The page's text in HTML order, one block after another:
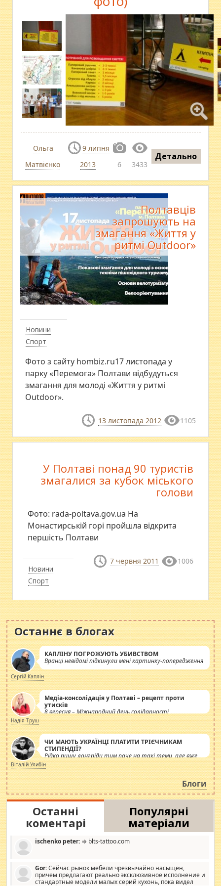
Ольга
Матвієнко
9 липня
2013
6 3433
Детально
Новини
Спорт
Полтавців
запрошують на
змагання «Життя у
ритмі Outdoor»
Фото з сайту hombiz.ru17 листопада у
парку «Перемога» Полтави відбудуться
змагання для молоді «Життя у ритмі
Outdoor».
13 листопада 2012 1105
Новини
Спорт
У Полтаві понад 90 туристів
змагалися за кубок міського
голови
Фото: rada-poltava.gov.ua На
Монастирській горі пройшла відкрита
першість Полтави
7 червня 2011 1006
Останнє в блогах
КАПЛІНУ ПОГРОЖУЮТЬ УБИВСТВОМ
Вранці невідомі підкинули мені картинку-попередження
Сергій Каплін
Медіа-консолідація у Полтаві – рецепт проти
утисків
8 вересня – Міжнародний день солідарності
журналістів.
Надія Труш
ЧИ МАЮТЬ УКРАЇНЦІ ПЛАТИТИ ТРІЄЧНИКАМ
СТИПЕНДІЇ?
Рідко пишу лонгріди тим паче на такі теми, але вже
просто дістало! Обурюють сьогоднішні інсенуації
навколо стипендіального питання. Штучно
роздувається ще одна соціальна катастрофа.
Віталій Улибін
Блоги
Останні
коментарі
Популярні
матеріали
ischenko peter: ⇒ blts-tattoo.com
Gor:Сейчас рынок мебели чрезвычайно насыщен,
причем предлагают реально эксклюзивное исполнение и
стандартные модели малых серий кухонь, пока видел